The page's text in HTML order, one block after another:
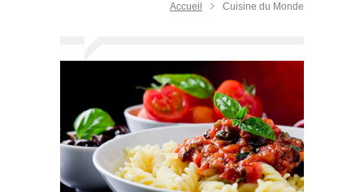
Accueil Cuisine du Monde